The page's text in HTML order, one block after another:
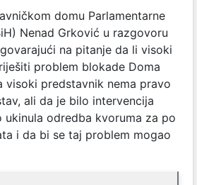
domu Parlamentarne
Nenad Grković u razgovoru
na pitanje da li visoki
problem blokade Doma
visoki predstavnik nema pravo
ali da je bilo intervencija
ukinula odredba kvoruma za po
i da bi se taj problem mogao